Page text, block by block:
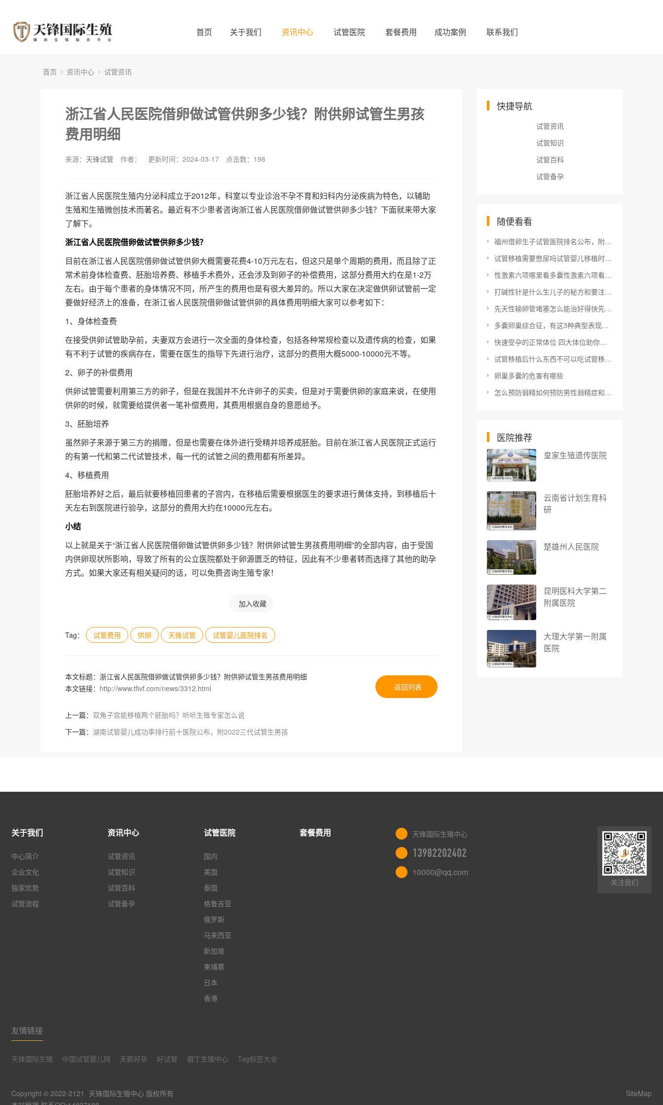
首页 关于我们 资讯中心 试管医院 套餐费用 成功案例 联系我们
首页 资讯中心 试管资讯
浙江省人民医院借卵做试管供卵多少钱？附供卵试管生男孩
费用明细
来源： 天锋试管 作者： 更新时间：2024-03-17 点击数： 198
浙江省人民医院生殖内分泌科成立于2012年，科室以专业诊治不孕不育和妇科内分泌疾病为特色，以辅助
生殖和生殖微创技术而著名。最近有不少患者咨询浙江省人民医院借卵做试管供卵多少钱？下面就来带大家
了解下。
浙江省人民医院借卵做试管供卵多少钱？
目前在浙江省人民医院借卵做试管供卵大概需要花费4-10万元左右，但这只是单个周期的费用，而且除了正
常术前身体检查费、胚胎培养费、移植手术费外，还会涉及到卵子的补偿费用，这部分费用大约在是1-2万
左右。由于每个患者的身体情况不同，所产生的费用也是有很大差异的。所以大家在决定做供卵试管前一定
要做好经济上的准备，在浙江省人民医院借卵做试管供卵的具体费用明细大家可以参考如下：
1、身体检查费
在接受供卵试管助孕前，夫妻双方会进行一次全面的身体检查，包括各种常规检查以及遗传病的检查，如果
有不利于试管的疾病存在，需要在医生的指导下先进行治疗，这部分的费用大概5000-10000元不等。
2、卵子的补偿费用
供卵试管需要利用第三方的卵子，但是在我国并不允许卵子的买卖，但是对于需要供卵的家庭来说，在使用
供卵的时候，就需要给提供者一笔补偿费用，其费用根据自身的意愿给予。
3、胚胎培养
虽然卵子来源于第三方的捐赠，但是也需要在体外进行受精并培养成胚胎。目前在浙江省人民医院正式运行
的有第一代和第二代试管技术，每一代的试管之间的费用都有所差异。
4、移植费用
胚胎培养好之后，最后就要移植回患者的子宫内，在移植后需要根据医生的要求进行黄体支持，到移植后十
天左右到医院进行验孕，这部分的费用大约在10000元左右。
小结
以上就是关于“浙江省人民医院借卵做试管供卵多少钱？附供卵试管生男孩费用明细”的全部内容，由于受国
内供卵现状所影响，导致了所有的公立医院都处于卵源匮乏的特征，因此有不少患者转而选择了其他的助孕
方式。如果大家还有相关疑问的话，可以免费咨询生殖专家！
加入收藏
Tag： 试管费用 供卵 天锋试管 试管婴儿医院排名
本文标题：浙江省人民医院借卵做试管供卵多少钱？附供卵试管生男孩费用明细
本文链接： http://www.tfivf.com/news/3312.html
上一篇： 双角子宫能移植两个胚胎吗？听听生殖专家怎么说
下一篇： 湖南试管婴儿成功率排行前十医院公布，附2022三代试管生男孩
返回列表
快捷导航
试管资讯
试管知识
试管百科
试管备孕
随便看看
福州借卵生子试管医院排名公布，附2022福建借卵生子生男孩医院名单
试管移植需要憋尿吗试管婴儿移植时需要憋尿吗移植胚胎一定要憋尿吗？
性激素六项哪里看多囊性激素六项看多囊怎么看检查六种性激素最佳时间性激素如何看待多囊卵巢综合征
打碱性针是什么生儿子的秘方和要注意的朋友打碱性针生了男孩
先天性输卵管堵塞怎么能治好得快先天性输卵管不通有什么症状如何区分先天性输卵管堵塞和后天性输卵管堵塞
多囊卵巢综合征，有这3种典型表现，若想科学防治，最好及早关注
快速受孕的正常体位 四大体位助你马上好孕
试管移植后什么东西不可以吃试管移植后什么食物不能吃试管婴儿移植后做好这个可助孕，别再搞错了！
卵巢多囊的危害有哪些
怎么预防弱精如何预防男性弱精症和少精症有哪些因素呢如何预防男性弱精症和少精症有哪些因素？
医院推荐
皇家生殖遗传医院
云南省计划生育科
研
楚雄州人民医院
昆明医科大学第二
附属医院
大理大学第一附属
医院
关于我们
中心简介
企业文化
独家优势
试管流程
资讯中心
试管资讯
试管知识
试管百科
试管备孕
试管医院
国内
美国
泰国
格鲁吉亚
俄罗斯
马来西亚
新加坡
柬埔寨
日本
香港
套餐费用 天锋国际生殖中心
13982202402
10000@qq.com
关注我们
友情链接
天锋国际生殖 中国试管婴儿网 天籁好孕 好试管 磨丁生殖中心 Tag标签大全
Copyright © 2022-2121 天锋国际生殖中心 版权所有
SiteMap